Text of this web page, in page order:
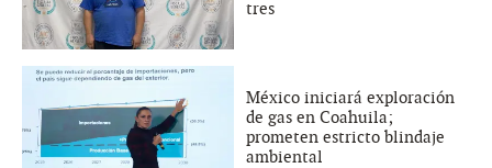
tres
México iniciará exploración
de gas en Coahuila;
prometen estricto blindaje
ambiental